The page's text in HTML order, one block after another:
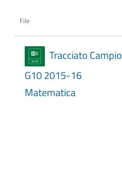
File
Tracciato
G10 2015-16
Matematica